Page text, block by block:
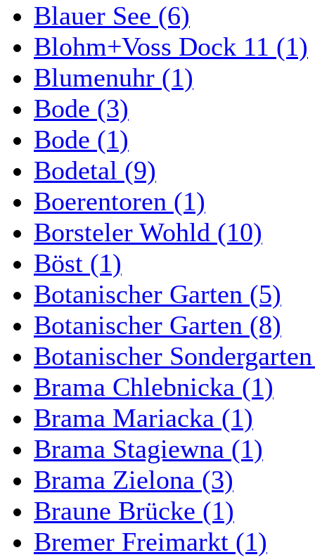
Blauer See (6)
Blohm+Voss Dock 11 (1)
Blumenuhr (1)
Bode (3)
Bode (1)
Bodetal (9)
Boerentoren (1)
Borsteler Wohld (10)
Böst (1)
Botanischer Garten (5)
Botanischer Garten (8)
Botanischer
Brama Chlebnicka (1)
Brama Mariacka (1)
Brama Stagiewna (1)
Brama Zielona (3)
Braune Brücke (1)
Bremer Freimarkt (1)